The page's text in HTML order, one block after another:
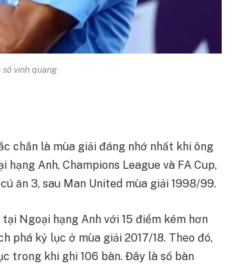
vinh quang
chắn là mùa giải đáng nhớ nhất khi ông
Anh, Champions League và FA Cup,
ăn 3, sau Man United mùa giải 1998/99.
Ngoại hạng Anh với 15 điểm kém hơn
phá kỷ lục ở mùa giải 2017/18. Theo đó,
trong khi ghi 106 bàn. Đây là số bàn